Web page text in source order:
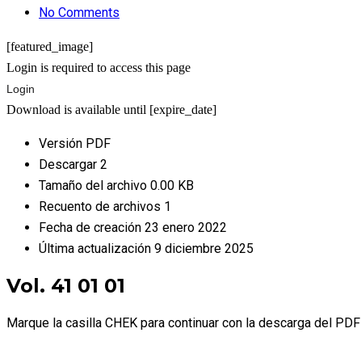
No Comments
[featured_image]
Login is required to access this page
Login
Download is available until [expire_date]
Versión PDF
Descargar 2
Tamaño del archivo 0.00 KB
Recuento de archivos 1
Fecha de creación 23 enero 2022
Última actualización 9 diciembre 2025
Vol. 41 01 01
Marque la casilla CHEK para continuar con la descarga del PDF